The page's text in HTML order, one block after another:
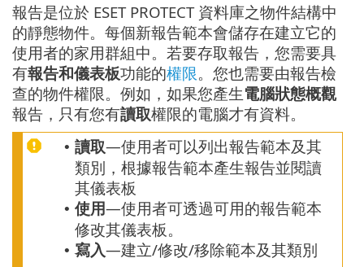
報告是位於 ESET PROTECT 資料庫之物件結構中
的靜態物件。每個新報告範本會儲存在建立它的
使用者的家用群組中。若要存取報告，您需要具
有報告和儀表板功能的權限。您也需要由報告檢
查的物件權限。例如，如果您產生電腦狀態概觀
報告，只有您有讀取權限的電腦才有資料。
• 讀取—使用者可以列出報告範本及其
類別，根據報告範本產生報告並閱讀
其儀表板
• 使用—使用者可透過可用的報告範本
修改其儀表板。
• 寫入—建立/修改/移除範本及其類別